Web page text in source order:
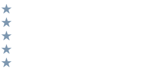
Valuta 5 stelle su 5
Valuta 4 stelle su 5
Valuta 3 stelle su 5
Valuta 2 stelle su 5